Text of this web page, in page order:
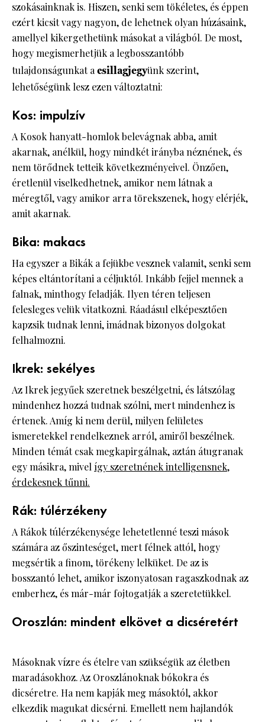
szokásainknak is. Hiszen, senki sem tökéletes, és éppen
ezért kicsit vagy nagyon, de lehetnek olyan húzásaink,
amellyel kikergethetünk másokat a világból. De most,
hogy megismerhetjük a legbosszantóbb
tulajdonságunkat acsillagjegyünk szerint,
lehetőségünk lesz ezen változtatni:
Kos: impulzív
A Kosok hanyatt-homlok belevágnak abba, amit
akarnak, anélkül, hogy mindkét irányba néznének, és
nem törődnek tetteik következményeivel. Önzően,
éretlenül viselkedhetnek, amikor nem látnak a
méregtől, vagy amikor arra törekszenek, hogy elérjék,
amit akarnak.
Bika: makacs
Ha egyszer a Bikák a fejükbe vesznek valamit, senki sem
képes eltántorítani a céljuktól. Inkább fejjel mennek a
falnak, minthogy feladják. Ilyen téren teljesen
felesleges velük vitatkozni. Ráadásul elképesztően
kapzsik tudnak lenni, imádnak bizonyos dolgokat
felhalmozni.
Ikrek: sekélyes
Az Ikrek jegyűek szeretnek beszélgetni, és látszólag
mindenhez hozzá tudnak szólni, mert mindenhez is
értenek. Amíg ki nem derül, milyen felületes
ismeretekkel rendelkeznek arról, amiről beszélnek.
Minden témát csak megkapirgálnak, aztán átugranak
egy másikra, mivel így szeretnének intelligensnek,
érdekesnek tűnni.
Rák: túlérzékeny
A Rákok túlérzékenysége lehetetlenné teszi mások
számára az őszinteséget, mert félnek attól, hogy
megsértik a finom, törékeny lelküket. De az is
bosszantó lehet, amikor iszonyatosan ragaszkodnak az
emberhez, és már-már fojtogatják a szeretetükkel.
Oroszlán: mindent elkövet a dicséretért
Másoknak vízre és ételre van szükségük az életben
maradásokhoz. Az Oroszlánoknak bókokra és
dicséretre. Ha nem kapják meg másoktól, akkor
elkezdik magukat dicsérni. Emellett nem hajlandók